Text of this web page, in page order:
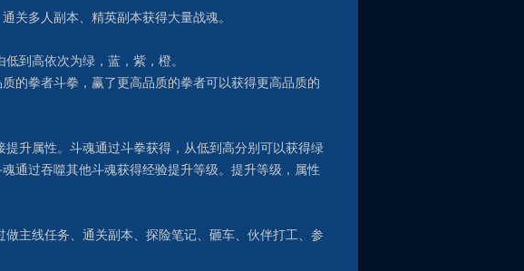
多人副本、精英副本获得大量战魂。
到高依次为绿，蓝，紫，橙。
拳者斗拳，赢了更高品质的拳者可以获得更高品质的
升属性。斗魂通过斗拳获得，从低到高分别可以获得绿
通过吞噬其他斗魂获得经验提升等级。提升等级，属性
主线任务、通关副本、探险笔记、砸车、伙伴打工、参